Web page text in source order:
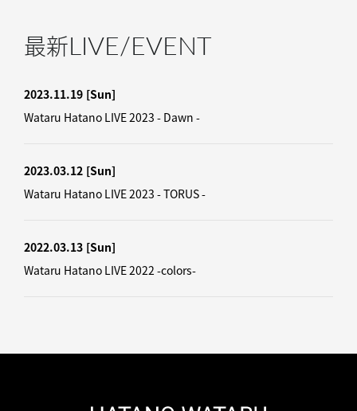
最新LIVE/EVENT
2023.11.19 [Sun]
Wataru Hatano LIVE 2023 - Dawn -
2023.03.12 [Sun]
Wataru Hatano LIVE 2023 - TORUS -
2022.03.13 [Sun]
Wataru Hatano LIVE 2022 -colors-